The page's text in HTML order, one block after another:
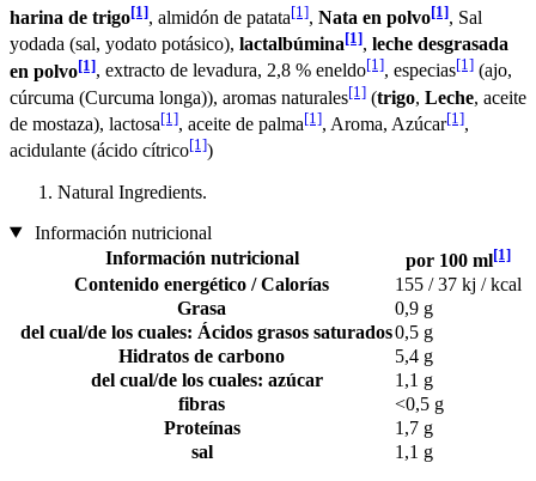
harina de trigo[1], almidón de patata[1], Nata en polvo[1], Sal
yodada (sal, yodato potásico), lactalbúmina[1], leche desgrasada
en polvo[1], extracto de levadura, 2,8 % eneldo[1], especias[1] (ajo,
cúrcuma (Curcuma longa)), aromas naturales[1] (trigo, Leche, aceite
de mostaza), lactosa[1], aceite de palma[1], Aroma, Azúcar[1],
acidulante (ácido cítrico[1])
Natural Ingredients.
Información nutricional
Información nutricional
por 100 ml[1]
Contenido energético / Calorías
155 / 37 kj / kcal
Grasa
0,9 g
del cual/de los cuales: Ácidos grasos saturados0,5 g
Hidratos de carbono
5,4 g
del cual/de los cuales: azúcar
1,1 g
fibras
<0,5 g
Proteínas
1,7 g
sal
1,1 g